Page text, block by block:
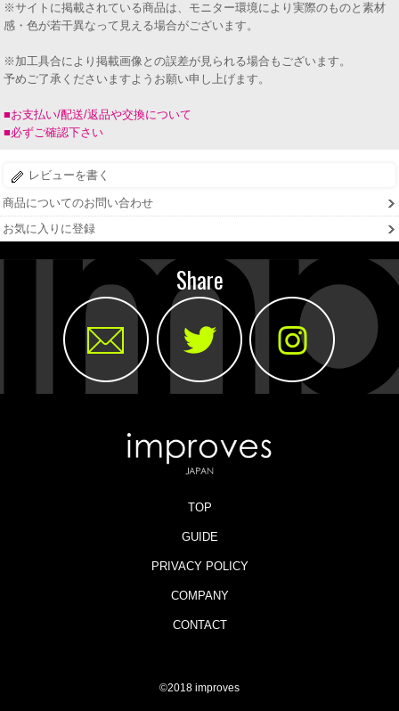
※サイトに掲載されている商品は、モニター環境により実際のものと素材
感・色が若干異なって見える場合がございます。
※加工具合により掲載画像との誤差が見られる場合もございます。
予めご了承くださいますようお願い申し上げます。
■お支払い/配送/返品や交換について
■必ずご確認下さい
レビューを書く
商品についてのお問い合わせ
お気に入りに登録
Share
TOP
GUIDE
PRIVACY POLICY
COMPANY
CONTACT
©2018 improves